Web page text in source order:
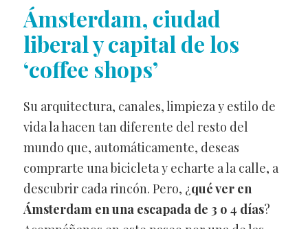
Ámsterdam, ciudad
liberal y capital de los
‘coffee shops’
Su arquitectura, canales, limpieza y estilo de
vida la hacen tan diferente del resto del
mundo que, automáticamente, deseas
comprarte una bicicleta y echarte a la calle, a
descubrir cada rincón. Pero, ¿qué ver en
Ámsterdam en una escapada de 3 o 4 días?